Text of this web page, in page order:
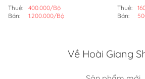
Thuê:
400.000/Bộ
Bán:
1.200.000/Bộ
Thuê:
Bán:
Về Hoài Giang